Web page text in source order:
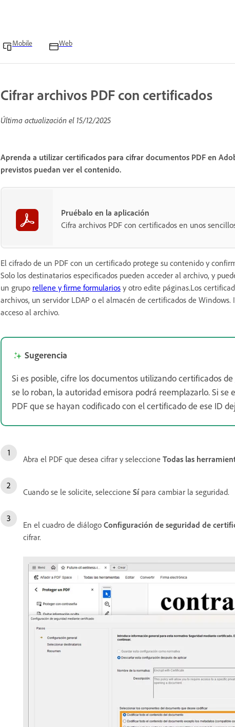
Mobile Web
Cifrar archivos PDF con certificados
Última actualización el 15/12/2025
Aprenda a utilizar certificados para cifrar documentos PDF en
previstos puedan ver el contenido.
Pruébalo en la aplicación
Cifra archivos PDF con certificados en unos
El cifrado de un PDF con un certificado protege su contenido y
Solo los destinatarios especificados pueden acceder al archivo, y
un grupo rellene y firme formularios y otro edite páginas.Los
archivos, un servidor LDAP o el almacén de certificados de
acceso al archivo.
Sugerencia
Si es posible, cifre los documentos utilizando certificados de
se lo roban, la autoridad emisora podrá reemplazarlo. Si
PDF que se hayan codificado con el certificado de ese ID
Abra el PDF que desea cifrar y seleccione Todas las
Cuando se le solicite, seleccione Sípara cambiar la seguridad.
En el cuadro de diálogo Configuración de seguridad de
cifrar.